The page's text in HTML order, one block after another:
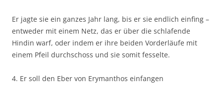
Er jagte sie ein ganzes Jahr lang, bis er sie endlich einfing –
entweder mit einem Netz, das er über die schlafende
Hindin warf, oder indem er ihre beiden Vorderläufe mit
einem Pfeil durchschoss und sie somit fesselte.
4. Er soll den Eber von Erymanthos einfangen